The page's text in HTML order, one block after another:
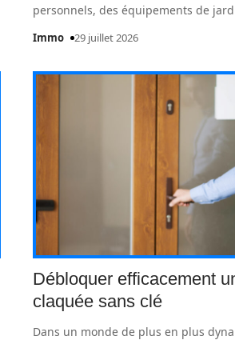
personnels, des équipements de
Immo 29 juillet 2026
Débloquer efficacement
claquée sans clé
Dans un monde de plus en plus